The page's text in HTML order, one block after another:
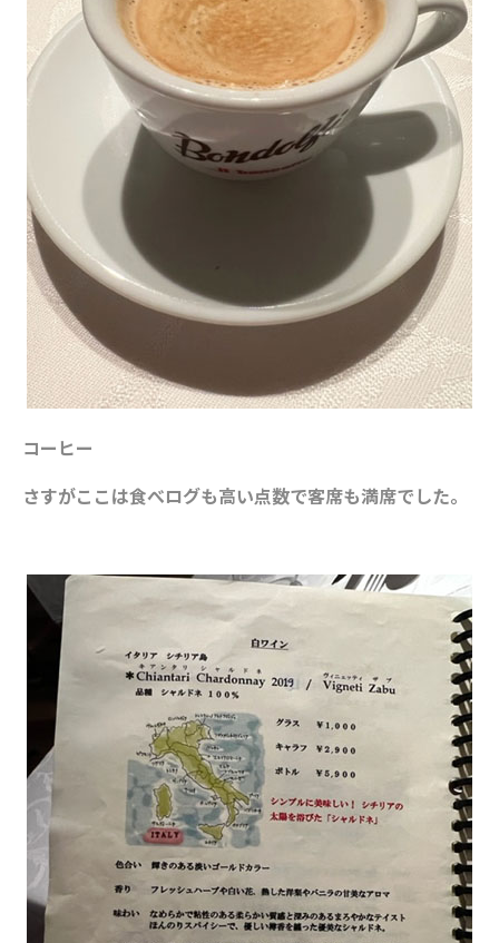
コーヒー
さすがここは食べログも高い点数で客席も満席でした。